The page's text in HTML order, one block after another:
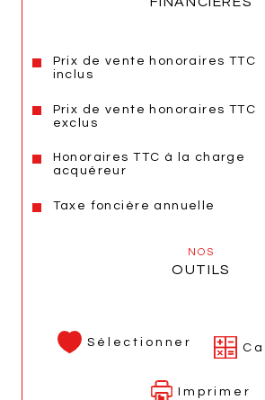
Prix de vente honoraires TTC
inclus
Prix de vente honoraires TTC
exclus
Honoraires TTC à la charge
acquéreur
Taxe foncière annuelle
NOS
OUTILS
Sélectionner
Imprimer